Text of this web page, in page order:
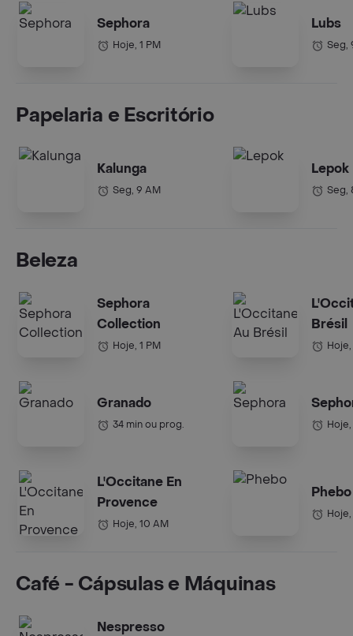
Sephora
Hoje, 1 PM
Lubs
Seg,
Papelaria e Escritório
Kalunga
Seg, 9 AM
Lepok
Seg,
Beleza
Sephora
Collection
Hoje, 1 PM
Granado
34 min ou prog.
L'Occitane En
Provence
Hoje, 10 AM
Brésil
Hoje,
Hoje,
Phebo
Café - Cápsulas e Máquinas
Nespresso